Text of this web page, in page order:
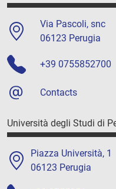
Via Pascoli, snc
06123 Perugia
+39 0755852700
Contacts
Università degli Studi di
Piazza Università, 1
06123 Perugia